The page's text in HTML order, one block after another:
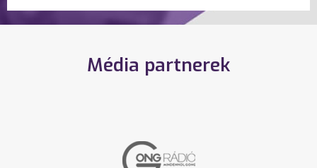
Média partnerek